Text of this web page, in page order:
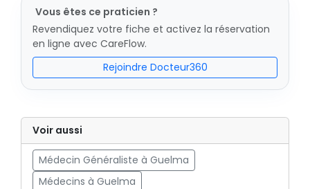
Vous êtes ce praticien ?
Revendiquez votre fiche et activez la réservation
en ligne avec CareFlow.
Rejoindre Docteur360
Voir aussi
Médecin Généraliste à Guelma
Médecins à Guelma